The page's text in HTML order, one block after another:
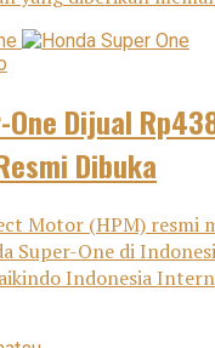
One Dijual
Dibuka
Motor (HPM) resmi
Super-One di
Indonesia